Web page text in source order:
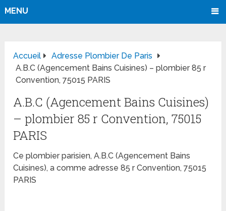
MENU
Accueil
Adresse Plombier De Paris
A.B.C (Agencement Bains Cuisines) – plombier 85 r
Convention, 75015 PARIS
A.B.C (Agencement Bains Cuisines)
– plombier 85 r Convention, 75015
PARIS
Ce plombier parisien, A.B.C (Agencement Bains
Cuisines), a comme adresse 85 r Convention, 75015
PARIS